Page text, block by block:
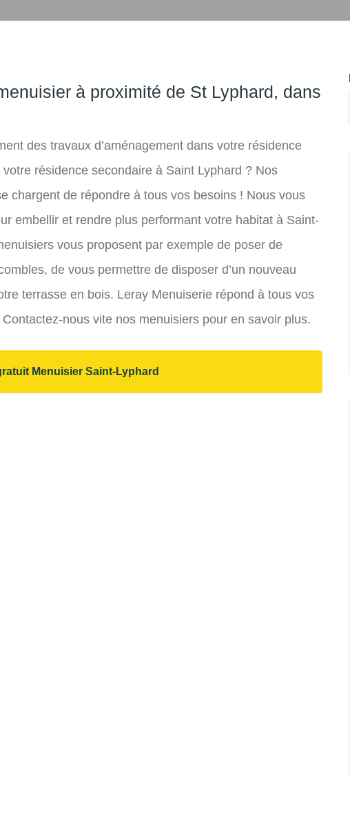
à proximité de St Lyphard, dans
des travaux d’aménagement dans votre résidence
résidence secondaire à Saint Lyphard ? Nos
chargent de répondre à tous vos besoins ! Nous vous
embellir et rendre plus performant votre habitat à Saint-
vous proposent par exemple de poser de
de vous permettre de disposer d’un nouveau
terrasse en bois. Leray Menuiserie répond à tous vos
nous vite nos menuisiers pour en savoir plus.
Menuisier Saint-Lyphard